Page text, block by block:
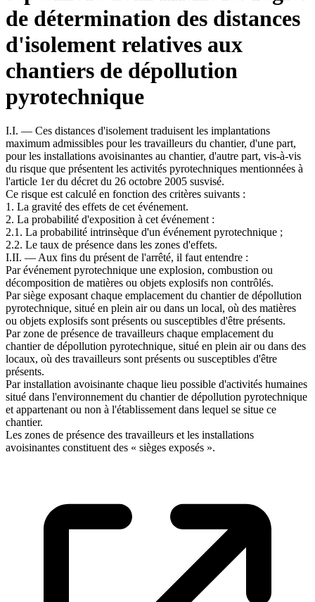
de détermination des distances
d'isolement relatives aux
chantiers de dépollution
pyrotechnique
I.I. ― Ces distances d'isolement traduisent les implantations
maximum admissibles pour les travailleurs du chantier, d'une part,
pour les installations avoisinantes au chantier, d'autre part, vis-à-vis
du risque que présentent les activités pyrotechniques mentionnées à
l'article 1er du décret du 26 octobre 2005 susvisé.
Ce risque est calculé en fonction des critères suivants :
1. La gravité des effets de cet événement.
2. La probabilité d'exposition à cet événement :
2.1. La probabilité intrinsèque d'un événement pyrotechnique ;
2.2. Le taux de présence dans les zones d'effets.
I.II. ― Aux fins du présent de l'arrêté, il faut entendre :
Par événement pyrotechnique une explosion, combustion ou
décomposition de matières ou objets explosifs non contrôlés.
Par siège exposant chaque emplacement du chantier de dépollution
pyrotechnique, situé en plein air ou dans un local, où des matières
ou objets explosifs sont présents ou susceptibles d'être présents.
Par zone de présence de travailleurs chaque emplacement du
chantier de dépollution pyrotechnique, situé en plein air ou dans des
locaux, où des travailleurs sont présents ou susceptibles d'être
présents.
Par installation avoisinante chaque lieu possible d'activités humaines
situé dans l'environnement du chantier de dépollution pyrotechnique
et appartenant ou non à l'établissement dans lequel se situe ce
chantier.
Les zones de présence des travailleurs et les installations
avoisinantes constituent des « sièges exposés ».